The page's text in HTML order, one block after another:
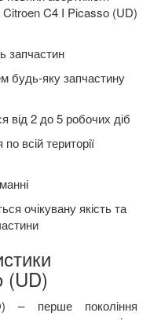
Citroen C4 I Picasso (UD)
запчастин
будь-яку запчастину
від 2 до 5 робочих діб
всій території
очікувану якість та
(UD)
– перше покоління